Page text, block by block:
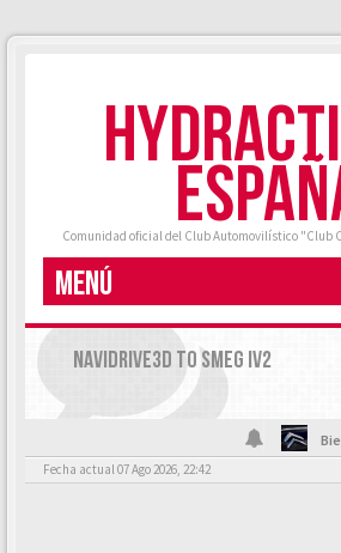
Comunidad oficial del Club Automovilístico "Club
MENÚ
NAVIDRIVE3D TO SMEG IV2
Fecha actual 07 Ago 2026, 22:42